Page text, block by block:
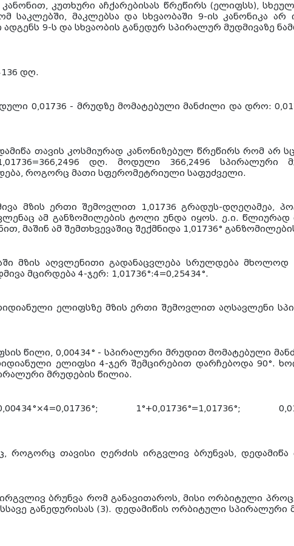
კუთხური აჩქარებისას წრეწირს (ელიფსს),
საკლებში, მაკლებსა და სხვაობაში 9-ის კანონიკა
9-ს და სხვაობის განედურ სპირალურ მუდმივაზე
დღ.
0,01736 - მრუდზე მომატებული მანძილი და დრო:
თავის კოსმიურად კანონიზებულ წრეწირს რომ არ
დღ. მოდული 366,2496 სპირალური
როგორც მათი სფერომეტრიული საფუძველი.
მზის ერთი შემოვლით 1,01736 გრადუს-დღეღამეა,
ამ განზომილების ტოლი უნდა იყოს. ე.ი.
მაშინ ამ შემთხვევაშიც შექმნიდა 1,01736°
მზის აღვლენითი გადანაცვლება სრულდება მხოლოდ
მცირდება 4-ჯერ: 1,01736°:4=0,25434°.
ელიფსზე მზის ერთი შემოვლით აღსავლენი
წილი, 0,00434° - სპირალური მრუდით მომატებული
ელიფსი 4-ჯერ შემცირებით დარჩებოდა 90°.
მრუდების წილია.
1°+0,01736°=1,01736°;
როგორც თავისი ღერძის ირგვლივ ბრუნვას, დედამიწა
ბრუნვა რომ განავითაროს, მისი ორბიტული
განედურისას (3). დედამიწის ორბიტული სპირალური